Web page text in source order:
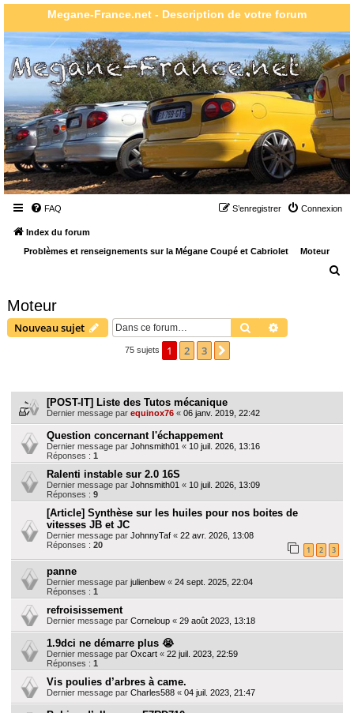
Megane-France.net - Description de votre forum
FAQ Connexion
S’enregistrer
Index du forum
Problèmes et renseignements sur la Mégane Coupé et Cabriolet
Moteur
Moteur
Nouveau sujet Rechercher
75 sujets 1 2 3
[POST-IT] Liste des Tutos mécanique
Dernier message par equinox76 « 06 janv. 2019, 22:42
Question concernant l'échappement
Dernier message par Johnsmith01 « 10 juil. 2026, 13:16
Réponses : 1
Ralenti instable sur 2.0 16S
Dernier message par Johnsmith01 « 10 juil. 2026, 13:09
Réponses : 9
[Article] Synthèse sur les huiles pour nos boites de
vitesses JB et JC
Dernier message par JohnnyTaf « 22 avr. 2026, 13:08
Réponses : 20 1 2 3
panne
Dernier message par julienbew « 24 sept. 2025, 22:04
Réponses : 1
refroisissement
Dernier message par Corneloup « 29 août 2023, 13:18
1.9dci ne démarre plus 😭
Dernier message par Oxcart « 22 juil. 2023, 22:59
Réponses : 1
Vis poulies d’arbres à came.
Dernier message par Charles588 « 04 juil. 2023, 21:47